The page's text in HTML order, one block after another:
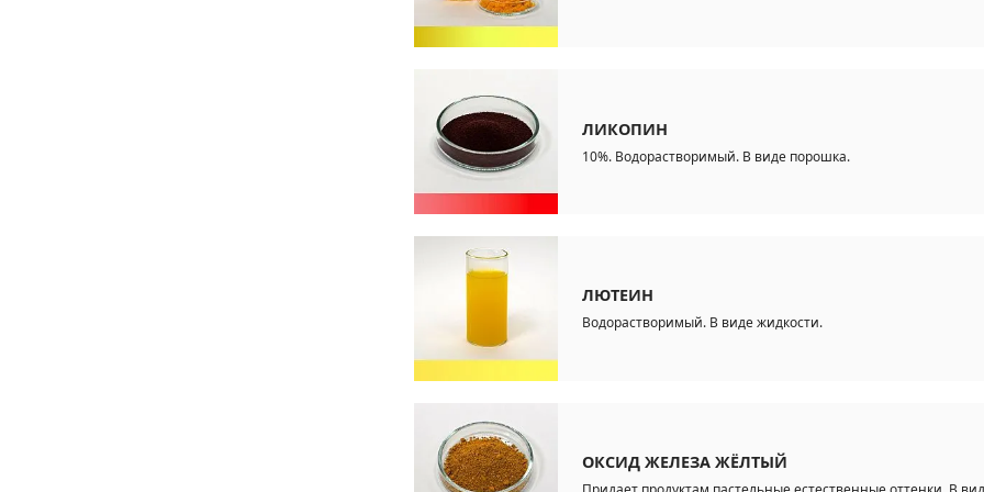
ЛИКОПИН
10%. Водорастворимый. В виде порошка.
ЛЮТЕИН
Водорастворимый. В виде жидкости.
ОКСИД ЖЕЛЕЗА ЖЁЛТЫЙ